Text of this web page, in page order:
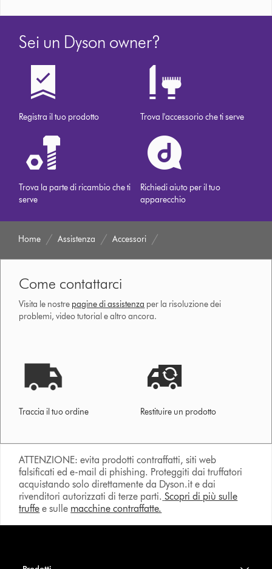
Sei un Dyson owner?
Registra il tuo prodotto Trova l'accessorio che ti serve
Trova la parte di ricambio che ti
serve
Richiedi aiuto per il tuo
apparecchio
Home Assistenza Accessori
Come contattarci
Visita le nostre pagine di assistenza per la risoluzione dei
problemi, video tutorial e altro ancora.
Traccia il tuo ordine Restituire un prodotto
ATTENZIONE: evita prodotti contraffatti, siti web
falsificati ed e-mail di phishing. Proteggiti dai truffatori
acquistando solo direttamente da Dyson.it e dai
rivenditori autorizzati di terze parti. Scopri di più sulle
truffe e sulle macchine contraffatte.